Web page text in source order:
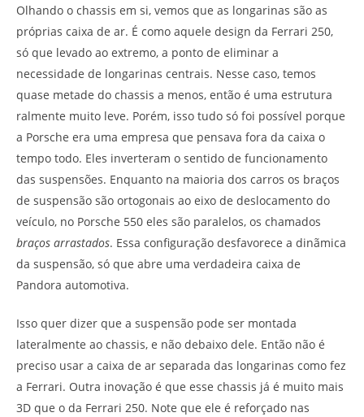
Olhando o chassis em si, vemos que as longarinas são as
próprias caixa de ar. É como aquele design da Ferrari 250,
só que levado ao extremo, a ponto de eliminar a
necessidade de longarinas centrais. Nesse caso, temos
quase metade do chassis a menos, então é uma estrutura
ralmente muito leve. Porém, isso tudo só foi possível porque
a Porsche era uma empresa que pensava fora da caixa o
tempo todo. Eles inverteram o sentido de funcionamento
das suspensões. Enquanto na maioria dos carros os braços
de suspensão são ortogonais ao eixo de deslocamento do
veículo, no Porsche 550 eles são paralelos, os chamados
braços arrastados. Essa configuração desfavorece a dinãmica
da suspensão, só que abre uma verdadeira caixa de
Pandora automotiva.
Isso quer dizer que a suspensão pode ser montada
lateralmente ao chassis, e não debaixo dele. Então não é
preciso usar a caixa de ar separada das longarinas como fez
a Ferrari. Outra inovação é que esse chassis já é muito mais
3D que o da Ferrari 250. Note que ele é reforçado nas